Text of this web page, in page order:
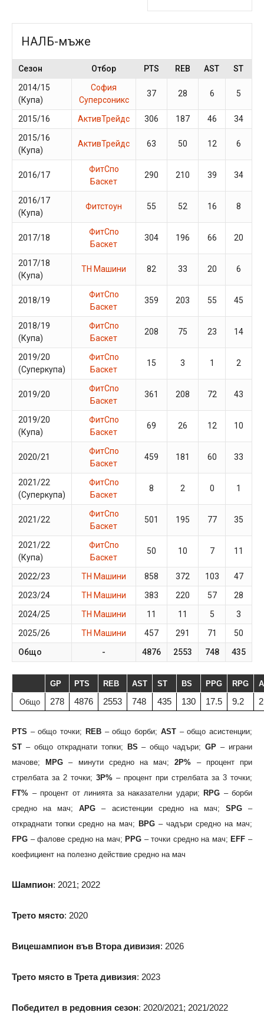
НАЛБ-мъже
Сезон Отбор PTS REB AST ST
2014/15
(Купа)
София
Суперсоникс
37 28 6 5
2015/16 АктивТрейдс 306 187 46 34
2015/16
(Купа)
АктивТрейдс 63 50 12 6
2016/17
ФитСпо
Баскет
290 210 39 34
2016/17
(Купа)
Фитстоун 55 52 16 8
2017/18
ФитСпо
Баскет
304 196 66 20
2017/18
(Купа)
ТН Машини 82 33 20 6
2018/19
ФитСпо
Баскет
359 203 55 45
2018/19
(Купа)
ФитСпо
Баскет
208 75 23 14
2019/20
(Суперкупа)
ФитСпо
Баскет
15 3 1 2
2019/20
ФитСпо
Баскет
361 208 72 43
2019/20
(Купа)
ФитСпо
Баскет
69 26 12 10
2020/21
ФитСпо
Баскет
459 181 60 33
2021/22
(Суперкупа)
ФитСпо
Баскет
8 2 0 1
2021/22
ФитСпо
Баскет
501 195 77 35
2021/22
(Купа)
ФитСпо
Баскет
50 10 7 11
2022/23 ТН Машини 858 372 103 47
2023/24
ТН Машини 383 220 57 28
2024/25
ТН Машини 11 11 5 3
2025/26
ТН Машини 457 291 71 50
Общо
- 4876 2553 748 435
GP PTS REB AST ST BS PPG RPG
Общо 278 4876 2553 748 435 130 17.5 9.2
PTS – общо точки; REB– общо борби; AST– общо асистенции;
ST – общо откраднати топки; BS – общо чадъри;GP – играни
мачове;
MPG – минути средно на мач;2P% – процент при
стрелбата за 2 точки; 3P% – процент при стрелбата за 3 точки;
FT% – процент от линията за наказателни удари; RPG – борби
средно на мач;APG – асистенции средно на мач; SPG–
откраднати топки средно на мач; BPG – чадъри средно на мач;
FPG – фалове средно на мач; PPG – точки средно на мач; EFF –
коефициент на полезно действие средно на мач
Шампион: 2021; 2022
Трето място: 2020
Вицешампион във Втора дивизия: 2026
Трето място в Трета дивизия: 2023
Победител в редовния сезон: 2020/2021; 2021/2022